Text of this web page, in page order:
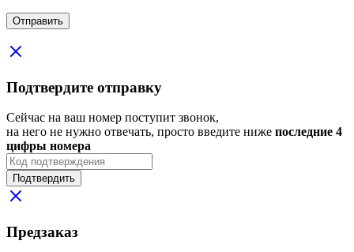
Подтвердите отправку
Сейчас на ваш номер поступит звонок,
на него не нужно отвечать, просто введите ниже последние 4
цифры номера
Подтвердить
Предзаказ